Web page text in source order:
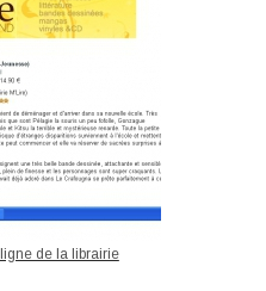
de la librairie